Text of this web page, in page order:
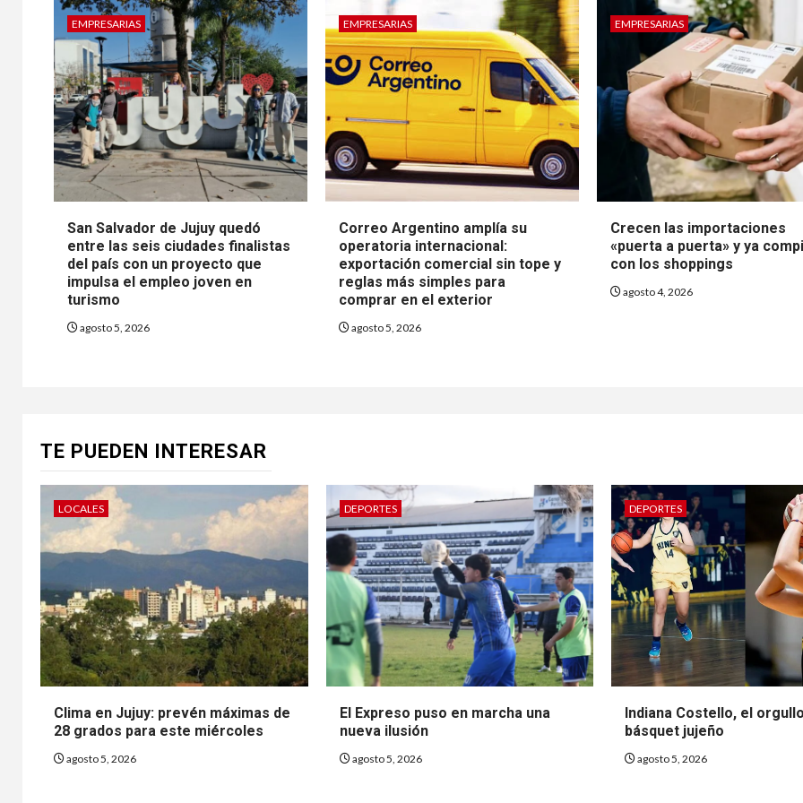
EMPRESARIAS
San Salvador de Jujuy quedó
entre las seis ciudades finalistas
del país con un proyecto que
impulsa el empleo joven en
turismo
agosto 5, 2026
EMPRESARIAS
Correo Argentino amplía su
operatoria internacional:
exportación comercial sin tope y
reglas más simples para
comprar en el exterior
agosto 5, 2026
EMPRESARIAS
Crecen las importaciones
«puerta a puerta» y ya
con los shoppings
agosto 4, 2026
TE PUEDEN INTERESAR
LOCALES
Clima en Jujuy: prevén máximas de
28 grados para este miércoles
agosto 5, 2026
DEPORTES
El Expreso puso en marcha una
nueva ilusión
agosto 5, 2026
DEPORTES
Indiana Costello, el
básquet jujeño
agosto 5, 2026